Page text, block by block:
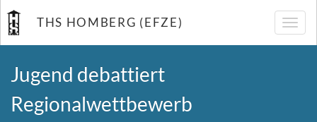
THS HOMBERG (EFZE)
Jugend debattiert
Regionalwettbewerb